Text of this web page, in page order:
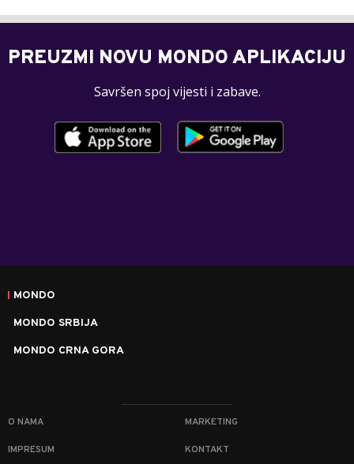
PREUZMI NOVU MONDO APLIKACIJU
Savršen spoj vijesti i zabave.
MONDO
MONDO SRBIJA
MONDO CRNA GORA
O NAMA MARKETING
IMPRESUM KONTAKT